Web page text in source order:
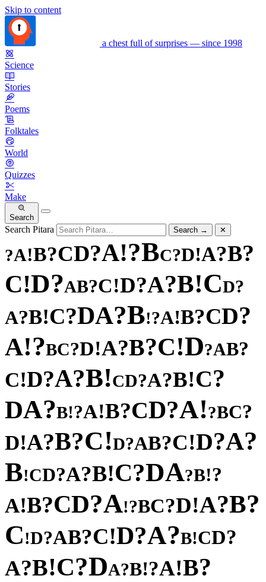
Skip to content
a chest full of surprises — since 1998
Science
Stories
Poems
Folktales
World
Quizzes
Make
Search
Search Pitara Search → ✕
?A!B?CD?A!?BC?D!A?B?
C!D?AB?C!D?A?B!CD?
A?B!C?DA?B!?A!B?CD?
A!?BC?D!A?B?C!D?AB?
C!D?A?B!CD?A?B!C?
DA?B!?A!B?CD?A!?BC?
D!A?B?C!D?AB?C!D?A?
B!CD?A?B!C?DA?B!?
A!B?CD?A!?BC?D!A?B?
C!D?AB?C!D?A?B!CD?
A?B!C?DA?B!?A!B?